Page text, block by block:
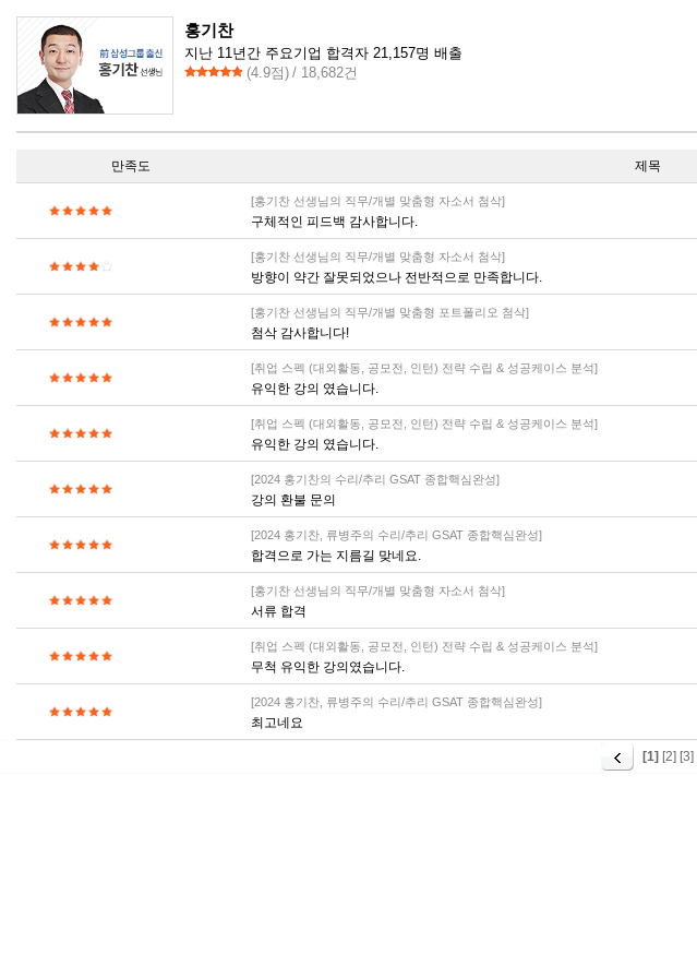
홍기찬
지난 11년간 주요기업 합격자 21,157명 배출
(4.9점) / 18,682건
만족도 제목
[홍기찬 선생님의 직무/개별 맞춤형 자소서 첨삭]
구체적인 피드백 감사합니다.
[홍기찬 선생님의 직무/개별 맞춤형 자소서 첨삭]
방향이 약간 잘못되었으나 전반적으로 만족합니다.
[홍기찬 선생님의 직무/개별 맞춤형 포트폴리오 첨삭]
첨삭 감사합니다!
[취업 스펙 (대외활동, 공모전, 인턴) 전략 수립 & 성공케이스 분석]
유익한 강의 였습니다.
[취업 스펙 (대외활동, 공모전, 인턴) 전략 수립 & 성공케이스 분석]
유익한 강의 였습니다.
[2024 홍기찬의 수리/추리 GSAT 종합핵심완성]
강의 환불 문의
[2024 홍기찬, 류병주의 수리/추리 GSAT 종합핵심완성]
합격으로 가는 지름길 맞네요.
[홍기찬 선생님의 직무/개별 맞춤형 자소서 첨삭]
서류 합격
[취업 스펙 (대외활동, 공모전, 인턴) 전략 수립 & 성공케이스 분석]
무척 유익한 강의였습니다.
[2024 홍기찬, 류병주의 수리/추리 GSAT 종합핵심완성]
최고네요
[1] [2] [3]